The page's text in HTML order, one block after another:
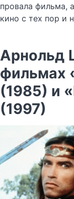
провала фильма,
кино с тех пор и
Арнольд
фильмах
(1985) и
(1997)